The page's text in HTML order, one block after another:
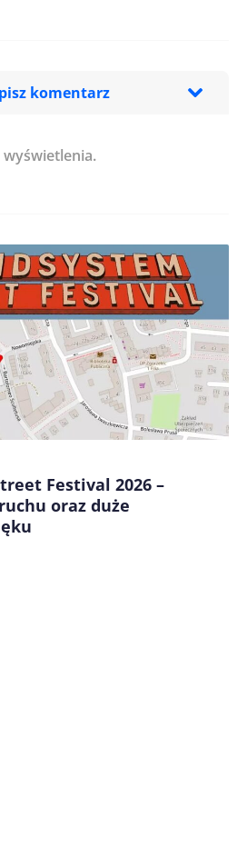
komentarz
dane w tej przeglądarce podczas
komentarzy.
Festival 2026 –
oraz duże